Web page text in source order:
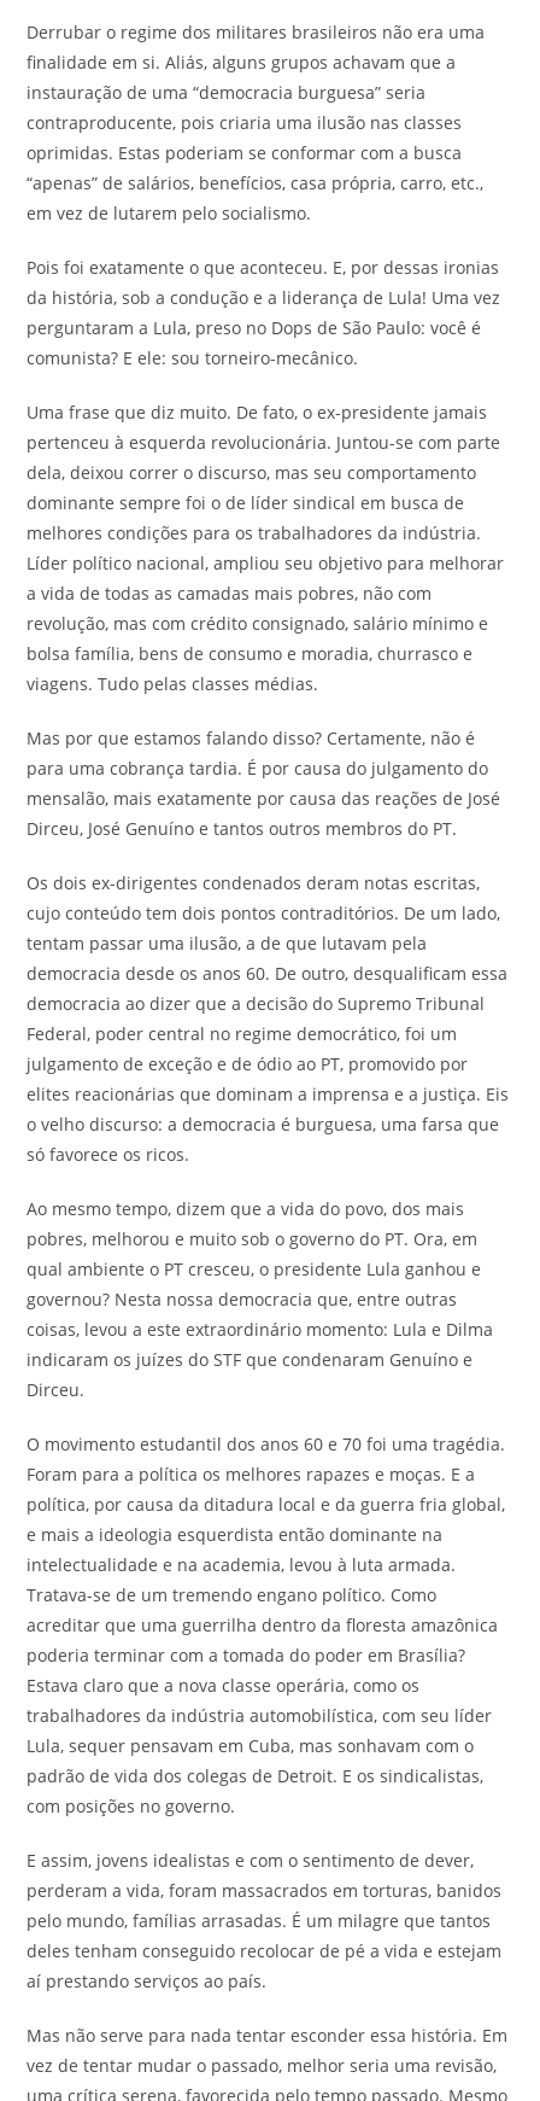
Derrubar o regime dos militares brasileiros não era uma
finalidade em si. Aliás, alguns grupos achavam que a
instauração de uma “democracia burguesa” seria
contraproducente, pois criaria uma ilusão nas classes
oprimidas. Estas poderiam se conformar com a busca
“apenas” de salários, benefícios, casa própria, carro, etc.,
em vez de lutarem pelo socialismo.
Pois foi exatamente o que aconteceu. E, por dessas ironias
da história, sob a condução e a liderança de Lula! Uma vez
perguntaram a Lula, preso no Dops de São Paulo: você é
comunista? E ele: sou torneiro-mecânico.
Uma frase que diz muito. De fato, o ex-presidente jamais
pertenceu à esquerda revolucionária. Juntou-se com parte
dela, deixou correr o discurso, mas seu comportamento
dominante sempre foi o de líder sindical em busca de
melhores condições para os trabalhadores da indústria.
Líder político nacional, ampliou seu objetivo para melhorar
a vida de todas as camadas mais pobres, não com
revolução, mas com crédito consignado, salário mínimo e
bolsa família, bens de consumo e moradia, churrasco e
viagens. Tudo pelas classes médias.
Mas por que estamos falando disso? Certamente, não é
para uma cobrança tardia. É por causa do julgamento do
mensalão, mais exatamente por causa das reações de José
Dirceu, José Genuíno e tantos outros membros do PT.
Os dois ex-dirigentes condenados deram notas escritas,
cujo conteúdo tem dois pontos contraditórios. De um lado,
tentam passar uma ilusão, a de que lutavam pela
democracia desde os anos 60. De outro, desqualificam essa
democracia ao dizer que a decisão do Supremo Tribunal
Federal, poder central no regime democrático, foi um
julgamento de exceção e de ódio ao PT, promovido por
elites reacionárias que dominam a imprensa e a justiça. Eis
o velho discurso: a democracia é burguesa, uma farsa que
só favorece os ricos.
Ao mesmo tempo, dizem que a vida do povo, dos mais
pobres, melhorou e muito sob o governo do PT. Ora, em
qual ambiente o PT cresceu, o presidente Lula ganhou e
governou? Nesta nossa democracia que, entre outras
coisas, levou a este extraordinário momento: Lula e Dilma
indicaram os juízes do STF que condenaram Genuíno e
Dirceu.
O movimento estudantil dos anos 60 e 70 foi uma tragédia.
Foram para a política os melhores rapazes e moças. E a
política, por causa da ditadura local e da guerra fria global,
e mais a ideologia esquerdista então dominante na
intelectualidade e na academia, levou à luta armada.
Tratava-se de um tremendo engano político. Como
acreditar que uma guerrilha dentro da floresta amazônica
poderia terminar com a tomada do poder em Brasília?
Estava claro que a nova classe operária, como os
trabalhadores da indústria automobilística, com seu líder
Lula, sequer pensavam em Cuba, mas sonhavam com o
padrão de vida dos colegas de Detroit. E os sindicalistas,
com posições no governo.
E assim, jovens idealistas e com o sentimento de dever,
perderam a vida, foram massacrados em torturas, banidos
pelo mundo, famílias arrasadas. É um milagre que tantos
deles tenham conseguido recolocar de pé a vida e estejam
aí prestando serviços ao país.
Mas não serve para nada tentar esconder essa história. Em
vez de tentar mudar o passado, melhor seria uma revisão,
uma crítica serena, favorecida pelo tempo passado. Mesmo